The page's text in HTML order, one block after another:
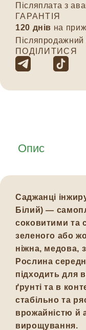
Післяплата з
ГАРАНТІЯ
120 днів на
Післяпродажний
ПОДІЛИТИСЯ
Опис
Саджанці
Білий) —
соковитими та
зеленого або
ніжна, медова,
Рослина
підходить для
ґрунті та в
стабільно та
врожайністю й
вирощування.